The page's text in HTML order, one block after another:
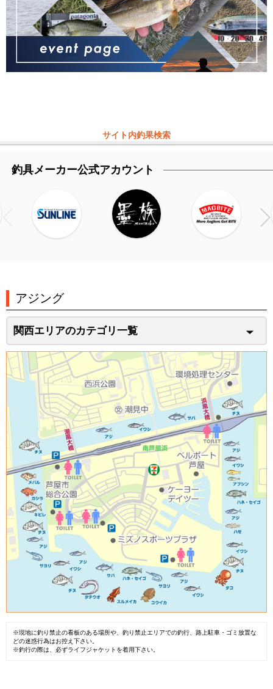
サイト内釣果検索
釣具メーカー公式アカウント
アジング
関西エリアのカテゴリ一覧
※現地に釣り禁止の看板のある場所や、釣り禁止エリアでの釣行、路上駐車・ゴミ放置な
どの迷惑行為はお控え下さい。
※釣行の際は、必ずライフジャケットを着用下さい。